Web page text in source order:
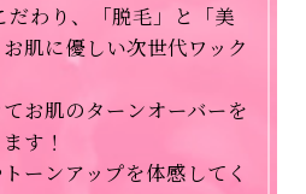
わり、「脱毛」と「美
肌に優しい次世代ワック
お肌のターンオーバーを
す！
ーンアップを体感してく